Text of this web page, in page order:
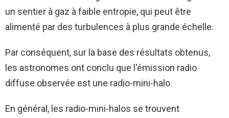
un sentier à gaz à faible entropie, qui peut être
alimenté par des turbulences à plus grande échelle.
Par conséquent, sur la base des résultats obtenus,
les astronomes ont conclu que l'émission radio
diffuse observée est une radio-mini-halo.
En général, les radio-mini-halos se trouvent